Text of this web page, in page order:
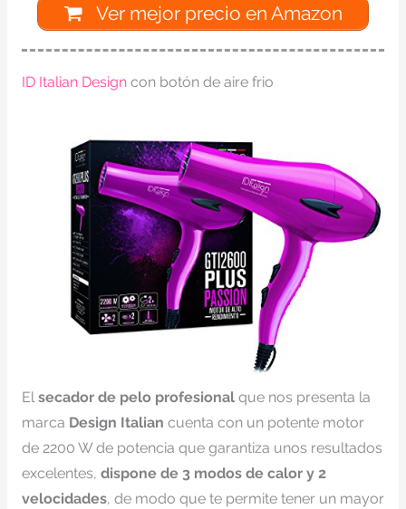
Ver mejor precio en Amazon
ID Italian Designcon botón de aire frio
Elsecador de pelo profesionalque nos presenta la
marca Design Italian cuenta con un potente motor
de 2200 W de potencia que garantiza unos resultados
excelentes, dispone de 3 modos de calor y 2
velocidades, de modo que te permite tener un mayor